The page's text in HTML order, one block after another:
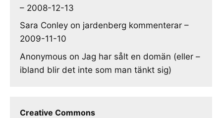
– 2008-12-13
Sara Conley on jardenberg kommenterar –
2009-11-10
Anonymous on Jag har sålt en domän (eller –
ibland blir det inte som man tänkt sig)
Creative Commons